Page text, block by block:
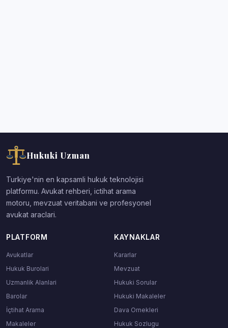
Hukuki Uzman
Turkiye'nin en kapsamli hukuk teknolojisi
platformu. Avukat rehberi, ictihat arama
motoru, mevzuat veritabani ve profesyonel
avukat araclari.
PLATFORM
Avukatlar
Hukuk Burolari
Uzmanlik Alanlari
Barolar
İçtihat Arama
Makaleler
KAYNAKLAR
Kararlar
Mevzuat
Hukuki Sorular
Hukuki Makaleler
Dava Ornekleri
Hukuk Sozlugu